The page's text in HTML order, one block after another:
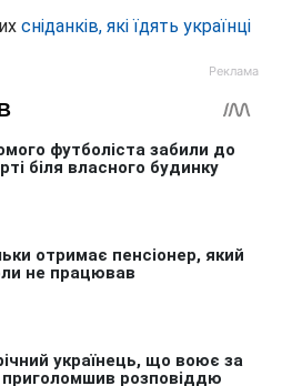
сніданків, які їдять українці